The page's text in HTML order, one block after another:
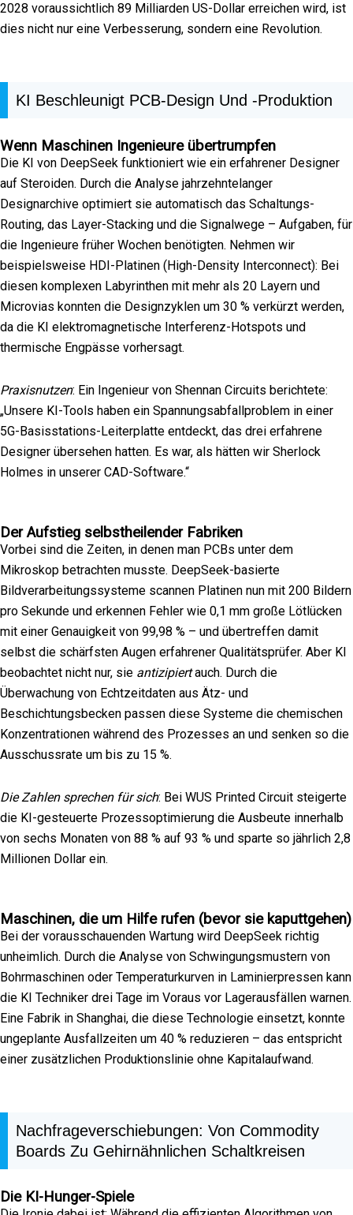
2028 voraussichtlich 89 Milliarden US-Dollar erreichen wird, ist
dies nicht nur eine Verbesserung, sondern eine Revolution.
KI Beschleunigt PCB-Design Und -Produktion
Wenn Maschinen Ingenieure übertrumpfen
Die KI von DeepSeek funktioniert wie ein erfahrener Designer
auf Steroiden. Durch die Analyse jahrzehntelanger
Designarchive optimiert sie automatisch das Schaltungs-
Routing, das Layer-Stacking und die Signalwege – Aufgaben, für
die Ingenieure früher Wochen benötigten. Nehmen wir
beispielsweise HDI-Platinen (High-Density Interconnect): Bei
diesen komplexen Labyrinthen mit mehr als 20 Layern und
Microvias konnten die Designzyklen um 30 % verkürzt werden,
da die KI elektromagnetische Interferenz-Hotspots und
thermische Engpässe vorhersagt.
Praxisnutzen: Ein Ingenieur von Shennan Circuits berichtete:
„Unsere KI-Tools haben ein Spannungsabfallproblem in einer
5G-Basisstations-Leiterplatte entdeckt, das drei erfahrene
Designer übersehen hatten. Es war, als hätten wir Sherlock
Holmes in unserer CAD-Software.“
Der Aufstieg selbstheilender Fabriken
Vorbei sind die Zeiten, in denen man PCBs unter dem
Mikroskop betrachten musste. DeepSeek-basierte
Bildverarbeitungssysteme scannen Platinen nun mit 200 Bildern
pro Sekunde und erkennen Fehler wie 0,1 mm große Lötlücken
mit einer Genauigkeit von 99,98 % – und übertreffen damit
selbst die schärfsten Augen erfahrener Qualitätsprüfer. Aber KI
beobachtet nicht nur, sie antizipiertauch. Durch die
Überwachung von Echtzeitdaten aus Ätz- und
Beschichtungsbecken passen diese Systeme die chemischen
Konzentrationen während des Prozesses an und senken so die
Ausschussrate um bis zu 15 %.
Die Zahlen sprechen für sich: Bei WUS Printed Circuit steigerte
die KI-gesteuerte Prozessoptimierung die Ausbeute innerhalb
von sechs Monaten von 88 % auf 93 % und sparte so jährlich 2,8
Millionen Dollar ein.
Maschinen, die um Hilfe rufen (bevor sie kaputtgehen)
Bei der vorausschauenden Wartung wird DeepSeek richtig
unheimlich. Durch die Analyse von Schwingungsmustern von
Bohrmaschinen oder Temperaturkurven in Laminierpressen kann
die KI Techniker drei Tage im Voraus vor Lagerausfällen warnen.
Eine Fabrik in Shanghai, die diese Technologie einsetzt, konnte
ungeplante Ausfallzeiten um 40 % reduzieren – das entspricht
einer zusätzlichen Produktionslinie ohne Kapitalaufwand.
Nachfrageverschiebungen: Von Commodity
Boards Zu Gehirnähnlichen Schaltkreisen
Die KI-Hunger-Spiele